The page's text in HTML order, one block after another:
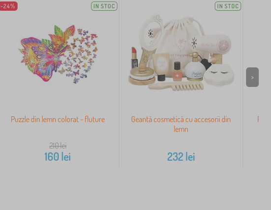
-24% IN STOC
Puzzle din lemn colorat - fluture
210lei
160 lei
IN STOC
Geantă cosmetică cu accesorii din
lemn
232 lei
>